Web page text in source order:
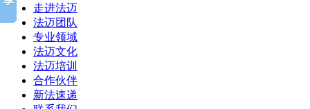
走进法迈
法迈团队
专业领域
法迈文化
法迈培训
合作伙伴
新法速递